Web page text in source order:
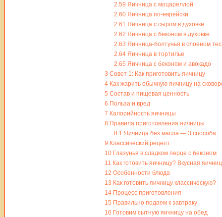
2.59 Яичница с моцареллой
2.60Яичница по-еврейски
2.61 Яичница с сыром в духовке
2.62 Яичница с беконом в духовке
2.63 Яичница-болтунья в слоеном
2.64Яичница в тортилье
2.65 Яичница с беконом и авокадо
3 Совет 1: Как приготовить яичницу
4 Как жарить обычную яичницу на
5 Состав и пищевая ценность
6 Польза и вред
7 Калорийность яичницы
8 Правила приготовления яичницы
8.1 Яичница без масла — 3 способа
9 Классический рецепт
10 Глазунья в сладком перце с беконом
11 Как готовить яичницу? Вкусная
12 Особенности блюда
13 Как готовить яичницу классическую?
14 Процесс приготовления
15 Правильно подаем к завтраку
16 Готовим сытную яичницу на обед